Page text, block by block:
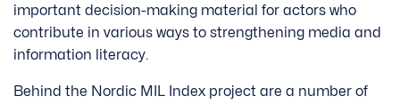
important decision-making material for actors who
contribute in various ways to strengthening media and
information literacy.
Behind the Nordic MIL Index project are a number of